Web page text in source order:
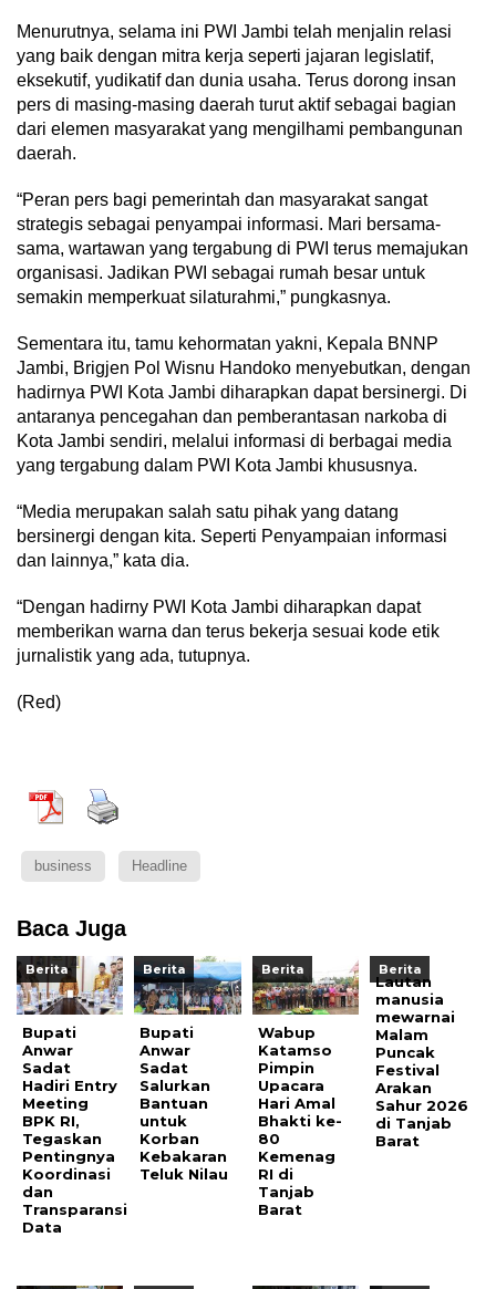
Menurutnya, selama ini PWI Jambi telah menjalin relasi
yang baik dengan mitra kerja seperti jajaran legislatif,
eksekutif, yudikatif dan dunia usaha. Terus dorong insan
pers di masing-masing daerah turut aktif sebagai bagian
dari elemen masyarakat yang mengilhami pembangunan
daerah.
“Peran pers bagi pemerintah dan masyarakat sangat
strategis sebagai penyampai informasi. Mari bersama-
sama, wartawan yang tergabung di PWI terus memajukan
organisasi. Jadikan PWI sebagai rumah besar untuk
semakin memperkuat silaturahmi,” pungkasnya.
Sementara itu, tamu kehormatan yakni, Kepala BNNP
Jambi, Brigjen Pol Wisnu Handoko menyebutkan, dengan
hadirnya PWI Kota Jambi diharapkan dapat bersinergi. Di
antaranya pencegahan dan pemberantasan narkoba di
Kota Jambi sendiri, melalui informasi di berbagai media
yang tergabung dalam PWI Kota Jambi khususnya.
“Media merupakan salah satu pihak yang datang
bersinergi dengan kita. Seperti Penyampaian informasi
dan lainnya,” kata dia.
“Dengan hadirny PWI Kota Jambi diharapkan dapat
memberikan warna dan terus bekerja sesuai kode etik
jurnalistik yang ada, tutupnya.
(Red)
business Headline
Baca Juga
Berita
Bupati
Anwar
Sadat
Hadiri Entry
Meeting
BPK RI,
Tegaskan
Pentingnya
Koordinasi
dan
Transparansi
Data
Berita
Bupati
Anwar
Sadat
Salurkan
Bantuan
untuk
Korban
Kebakaran
Teluk Nilau
Berita
Wabup
Katamso
Pimpin
Upacara
Hari Amal
Bhakti ke-
80
Kemenag
RI di
Tanjab
Barat
Berita
Lautan
manusia
mewarnai
Malam
Puncak
Festival
Arakan
Sahur 2026
di Tanjab
Barat